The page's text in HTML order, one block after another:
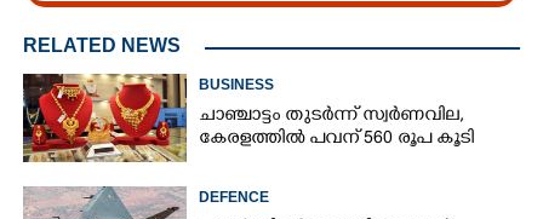
RELATED NEWS
BUSINESS
ചാഞ്ചാട്ടം തുടർന്ന് സ്വർണവില,
കേരളത്തിൽ പവന് 560 രൂപ കൂടി
DEFENCE
Copy Link